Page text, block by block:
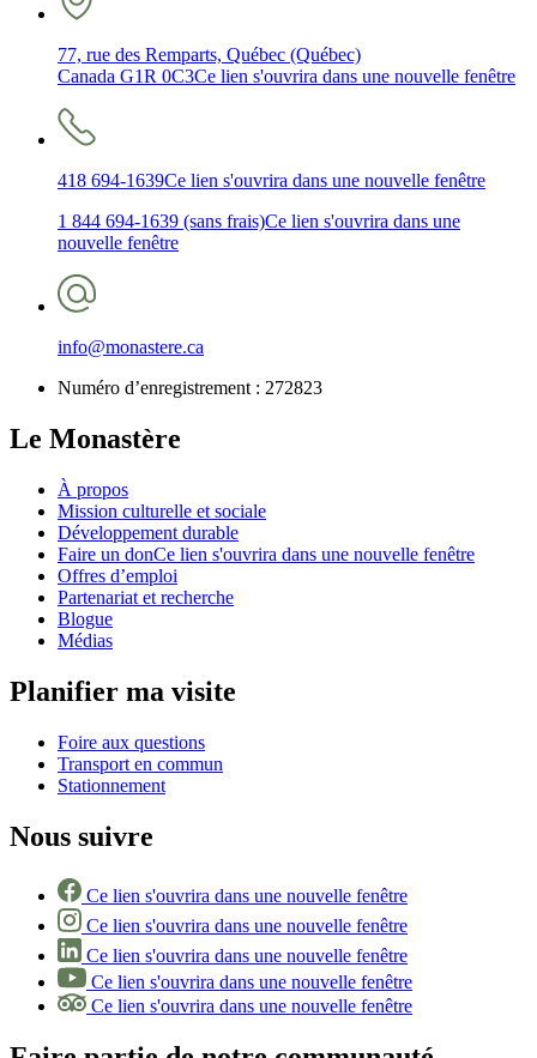
77, rue des Remparts, Québec (Québec)
Canada G1R 0C3Ce lien s'ouvrira dans une nouvelle fenêtre
418 694-1639Ce lien s'ouvrira dans une nouvelle fenêtre
1 844 694-1639 (sans frais)Ce lien s'ouvrira dans une
nouvelle fenêtre
info@monastere.ca
Numéro d’enregistrement : 272823
Le Monastère
À propos
Mission culturelle et sociale
Développement durable
Faire un donCe lien s'ouvrira dans une nouvelle fenêtre
Offres d’emploi
Partenariat et recherche
Blogue
Médias
Planifier ma visite
Foire aux questions
Transport en commun
Stationnement
Nous suivre
Ce lien s'ouvrira dans une nouvelle fenêtre
Ce lien s'ouvrira dans une nouvelle fenêtre
Ce lien s'ouvrira dans une nouvelle fenêtre
Ce lien s'ouvrira dans une nouvelle fenêtre
Ce lien s'ouvrira dans une nouvelle fenêtre